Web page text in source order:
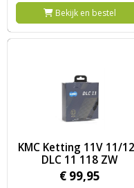
Bekijk en bestel
KMC Ketting 11V 11/
DLC 11 118 ZW
€ 99,95